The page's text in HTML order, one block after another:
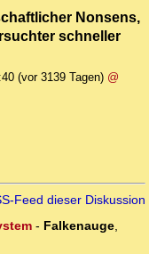
Nonsens,
schneller
(vor 3139 Tagen) @
Feed dieser Diskussion
- Falkenauge,